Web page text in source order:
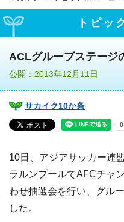
トピッ
ACLグループステージ
公開：2013年12月11日
サカイク10か条
10日、アジアサッカー連
ラルンプールでAFCチャ
わせ抽選会を行い、グル
した。